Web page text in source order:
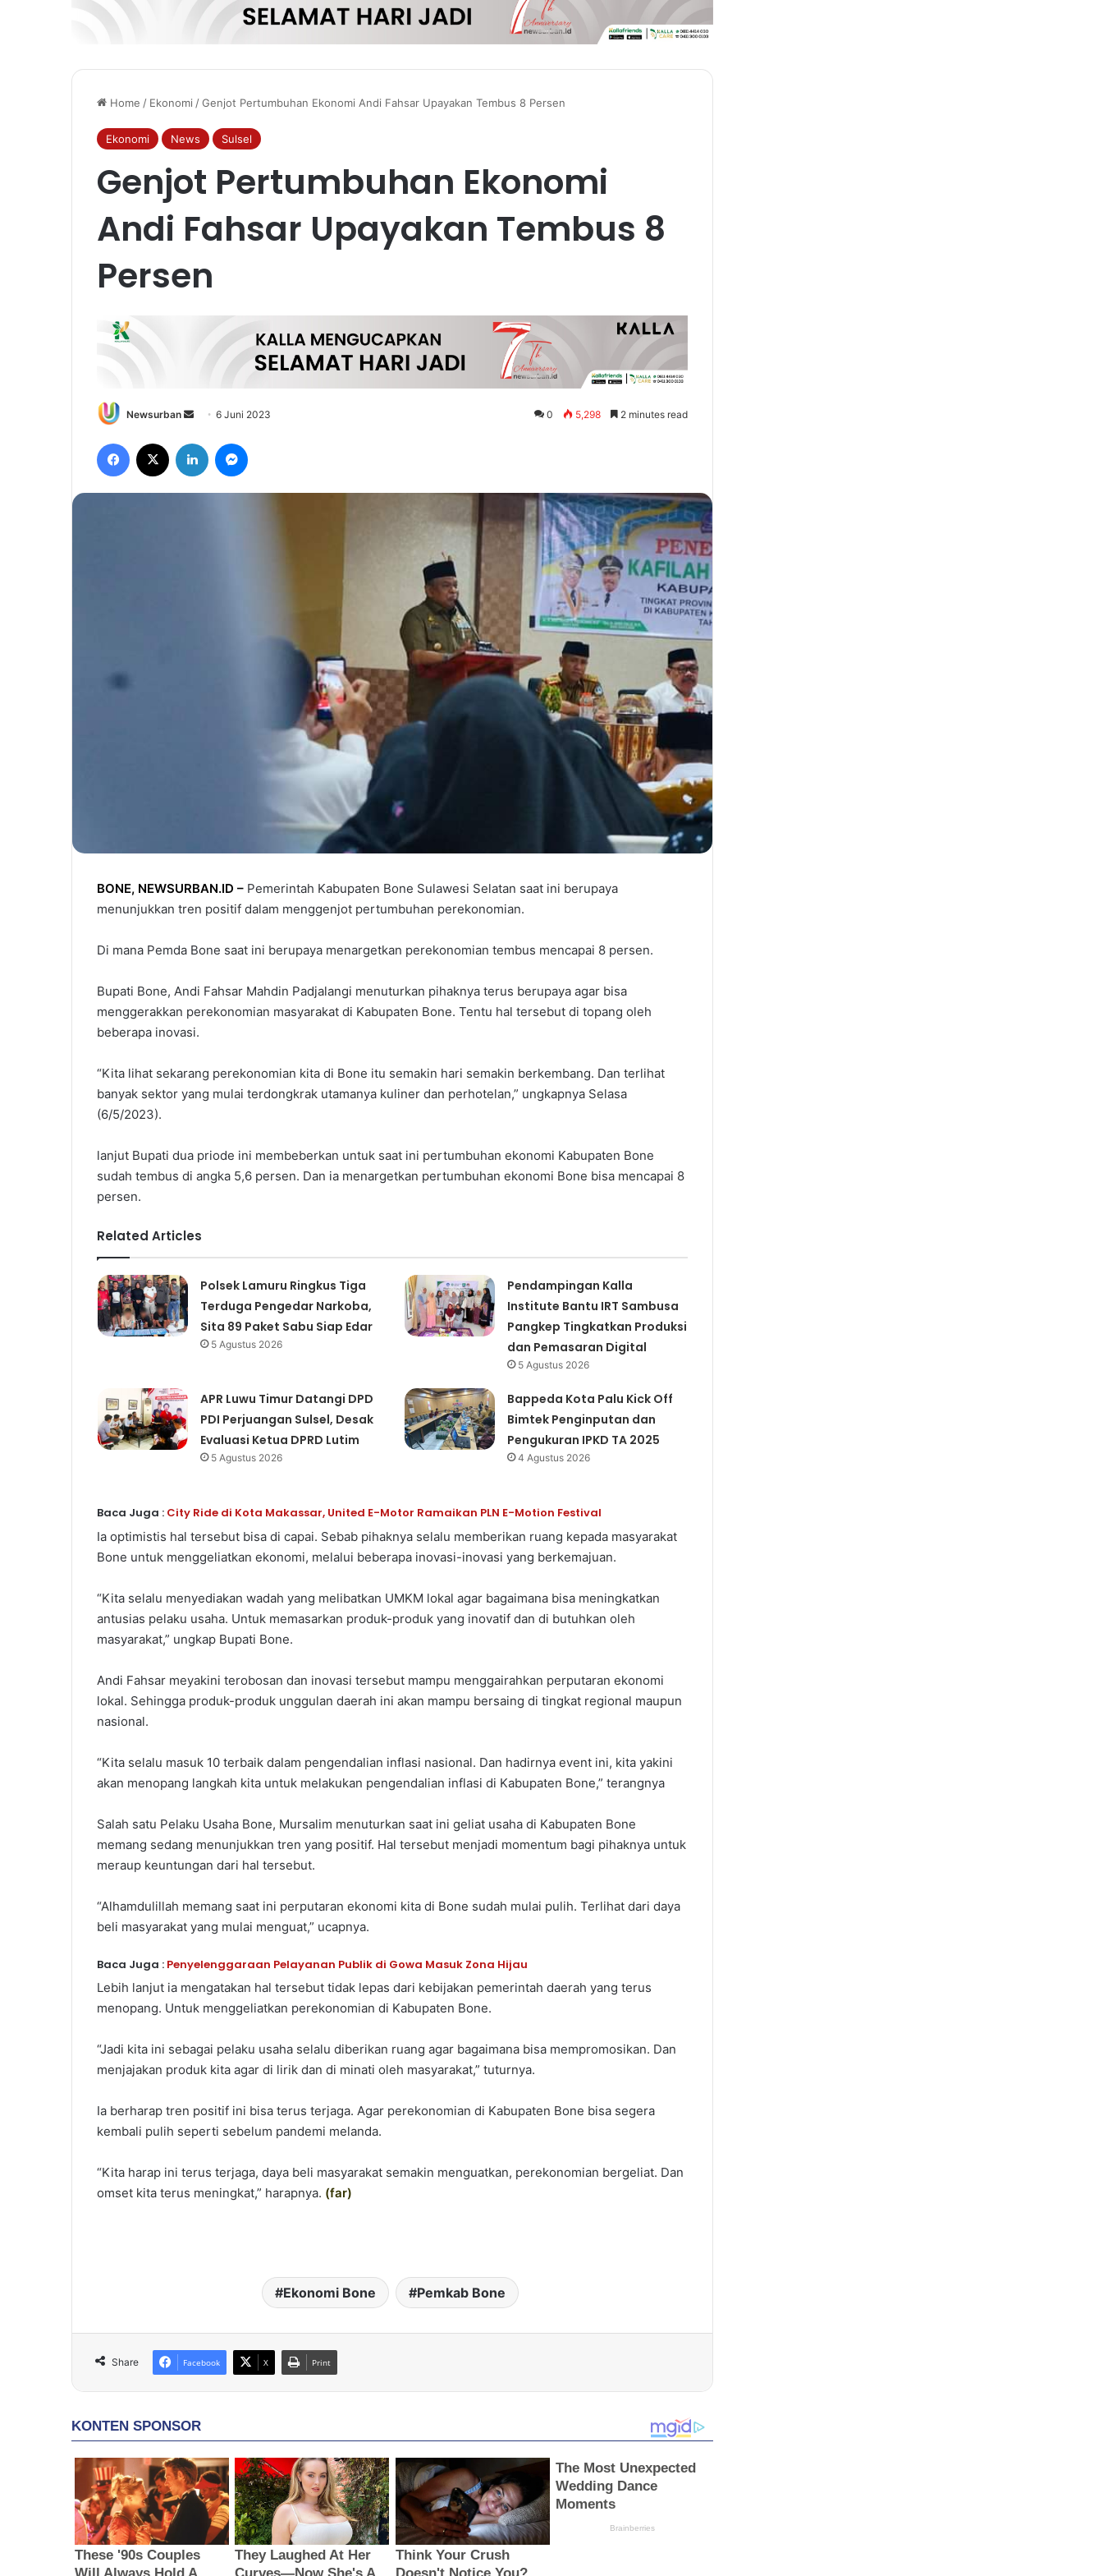
Home / Ekonomi /Genjot Pertumbuhan Ekonomi Andi Fahsar Upayakan Tembus 8 Persen
Ekonomi News Sulsel
Genjot Pertumbuhan Ekonomi
Andi Fahsar Upayakan Tembus 8
Persen
Newsurban
Send
email
6 Juni 2023 0 5,298 2 minutes read
Facebook LinkedIn
BONE, NEWSURBAN.ID – Pemerintah Kabupaten Bone Sulawesi Selatan saat ini berupaya
menunjukkan tren positif dalam menggenjot pertumbuhan perekonomian.
Di mana Pemda Bone saat ini berupaya menargetkan perekonomian tembus mencapai 8 persen.
Bupati Bone, Andi Fahsar Mahdin Padjalangi menuturkan pihaknya terus berupaya agar bisa
menggerakkan perekonomian masyarakat di Kabupaten Bone. Tentu hal tersebut di topang oleh
beberapa inovasi.
“Kita lihat sekarang perekonomian kita di Bone itu semakin hari semakin berkembang. Dan terlihat
banyak sektor yang mulai terdongkrak utamanya kuliner dan perhotelan,” ungkapnya Selasa
(6/5/2023).
lanjut Bupati dua priode ini membeberkan untuk saat ini pertumbuhan ekonomi Kabupaten Bone
sudah tembus di angka 5,6 persen. Dan ia menargetkan pertumbuhan ekonomi Bone bisa mencapai 8
persen.
Related Articles
Polsek Lamuru Ringkus Tiga
Terduga Pengedar Narkoba,
Sita 89 Paket Sabu Siap Edar
5 Agustus 2026
Pendampingan Kalla
Institute Bantu IRT Sambusa
Pangkep Tingkatkan Produksi
dan Pemasaran Digital
5 Agustus 2026
APR Luwu Timur Datangi DPD
PDI Perjuangan Sulsel, Desak
Evaluasi Ketua DPRD Lutim
5 Agustus 2026
Bappeda Kota Palu Kick Off
Bimtek Penginputan dan
Pengukuran IPKD TA 2025
4 Agustus 2026
Baca Juga : City Ride di Kota Makassar, United E-Motor Ramaikan PLN E-Motion Festival
Ia optimistis hal tersebut bisa di capai. Sebab pihaknya selalu memberikan ruang kepada masyarakat
Bone untuk menggeliatkan ekonomi, melalui beberapa inovasi-inovasi yang berkemajuan.
“Kita selalu menyediakan wadah yang melibatkan UMKM lokal agar bagaimana bisa meningkatkan
antusias pelaku usaha. Untuk memasarkan produk-produk yang inovatif dan di butuhkan oleh
masyarakat,” ungkap Bupati Bone.
Andi Fahsar meyakini terobosan dan inovasi tersebut mampu menggairahkan perputaran ekonomi
lokal. Sehingga produk-produk unggulan daerah ini akan mampu bersaing di tingkat regional maupun
nasional.
“Kita selalu masuk 10 terbaik dalam pengendalian inflasi nasional. Dan hadirnya event ini, kita yakini
akan menopang langkah kita untuk melakukan pengendalian inflasi di Kabupaten Bone,” terangnya
Salah satu Pelaku Usaha Bone, Mursalim menuturkan saat ini geliat usaha di Kabupaten Bone
memang sedang menunjukkan tren yang positif. Hal tersebut menjadi momentum bagi pihaknya untuk
meraup keuntungan dari hal tersebut.
“Alhamdulillah memang saat ini perputaran ekonomi kita di Bone sudah mulai pulih. Terlihat dari daya
beli masyarakat yang mulai menguat,” ucapnya.
Baca Juga : Penyelenggaraan Pelayanan Publik di Gowa Masuk Zona Hijau
Lebih lanjut ia mengatakan hal tersebut tidak lepas dari kebijakan pemerintah daerah yang terus
menopang. Untuk menggeliatkan perekonomian di Kabupaten Bone.
“Jadi kita ini sebagai pelaku usaha selalu diberikan ruang agar bagaimana bisa mempromosikan. Dan
menjajakan produk kita agar di lirik dan di minati oleh masyarakat,” tuturnya.
Ia berharap tren positif ini bisa terus terjaga. Agar perekonomian di Kabupaten Bone bisa segera
kembali pulih seperti sebelum pandemi melanda.
“Kita harap ini terus terjaga, daya beli masyarakat semakin menguatkan, perekonomian bergeliat. Dan
omset kita terus meningkat,” harapnya. (far)
Ekonomi Bone Pemkab Bone
Share Facebook X Print